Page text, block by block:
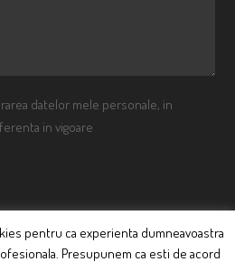
datelor mele personale, in
in vigoare
pentru ca experienta dumneavoastra
Presupunem ca esti de acord